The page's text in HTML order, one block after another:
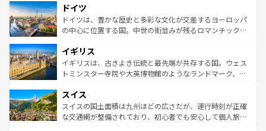
せる。地方によって風土や気候が異なるスペインはその個
性で訪れる人を魅了する。 なお、新着のスペイン情報は コ
ンテンツ一覧を参照してほしい。
で、幅広い魅力が詰まっている。華麗な宮殿、歴史的な大
聖堂、美しいビーチ、そして豊かな自然が、訪れる者を心
から魅了する。また、フランスは美食の国としても知ら
いる。シャンパンの発祥地であるランス、プロヴァンスの
香り高いラベンダー畑など、多彩な楽しみ方が可能だ。さ
らに、パリ以外の地域にも魅力が溢れており、どの街角に
れる地方に足を運ぶとそれぞれで全く異なる文化を体験で
きるだろう。 なお、新着のフランス情報はコンテンツ一覧
を参照してほしい。
ドイツ
ドイツは、豊かな歴史と多彩な文化が交差するヨーロッパ
の中心に位置する国。中世の街並みが残るロマンチック街
顔を持つこの国は、どこを歩いても飽きることがない。ベ
ルリンの文化的活気、バイエルン州のアルプスの絶景、そ
してライン川沿いのワイン畑といった風景は必見。ビール
は、お酒好きな人にはぜひ体験してほしい。 なお、新着の
ドイツ情報はコンテンツ一覧を参照してほしい。
イギリス
イギリスは、古きよき伝統と最先端が共存する国。ウェス
トミンスター寺院や大英博物館のようなランドマーク、歴
リアごとに異なる魅力がある。また、優雅なアフタヌーン
ティー、ビール好きにはたまらない英国パブ、サッカー観
戦など、本場だからこそできる体験も豊富。イギリスを旅
スイス
スイスの国土面積は九州ほどの広さだが、運行時刻が正確
な交通網が整備されており、初心者でも安心して個人旅行